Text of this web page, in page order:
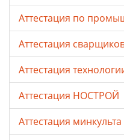
Аттестация по
Аттестация
Аттестация
Аттестация НОСТРОЙ
Аттестация минкульта